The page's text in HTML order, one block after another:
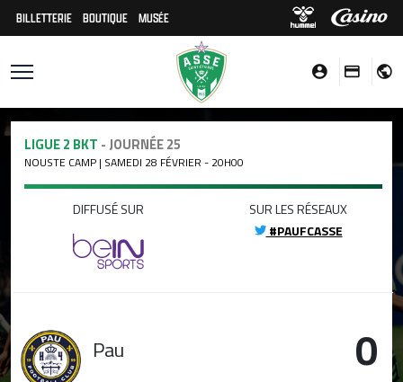
BILLETTERIE BOUTIQUE MUSÉE
LIGUE 2 BKT - JOURNÉE 25
NOUSTE CAMP | SAMEDI 28 FÉVRIER - 20H00
DIFFUSÉ SUR
SUR LES RÉSEAUX
#PAUFCASSE
Pau 0